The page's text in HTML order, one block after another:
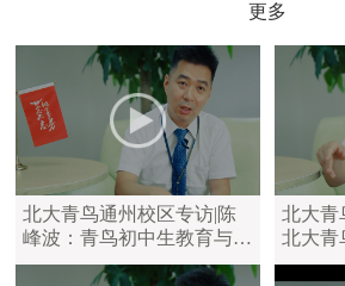
更多
北大青鸟通州校区专访|陈
峰波：青鸟初中生教育与中
职教育区别
北大青
北大青
向，满